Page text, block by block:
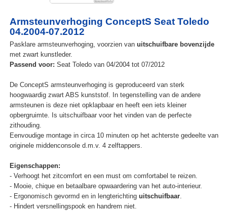
Armsteunverhoging ConceptS Seat Toledo
04.2004-07.2012
Pasklare armsteunverhoging, voorzien van uitschuifbare bovenzijde
met zwart kunstleder.
Passend voor: Seat Toledo van 04/2004 tot 07/2012
De ConceptS armsteunverhoging is geproduceerd van sterk
hoogwaardig zwart ABS kunststof. In tegenstelling van de andere
armsteunen is deze niet opklapbaar en heeft een iets kleiner
opbergruimte. Is uitschuifbaar voor het vinden van de perfecte
zithouding.
Eenvoudige montage in circa 10 minuten op het achterste gedeelte van
originele middenconsole d.m.v. 4 zelftappers.
Eigenschappen:
- Verhoogt het zitcomfort en een must om comfortabel te reizen.
- Mooie, chique en betaalbare opwaardering van het auto-interieur.
- Ergonomisch gevormd en in lengterichting uitschuifbaar.
- Hindert versnellingspook en handrem niet.